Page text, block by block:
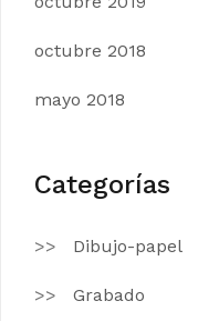
octubre 2018
mayo 2018
Categorías
Dibujo-papel
Grabado